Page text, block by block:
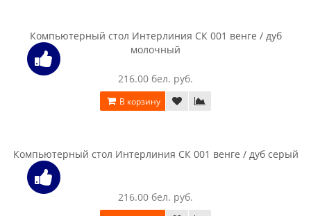
Стол компьютерный Halmar B 30 белый